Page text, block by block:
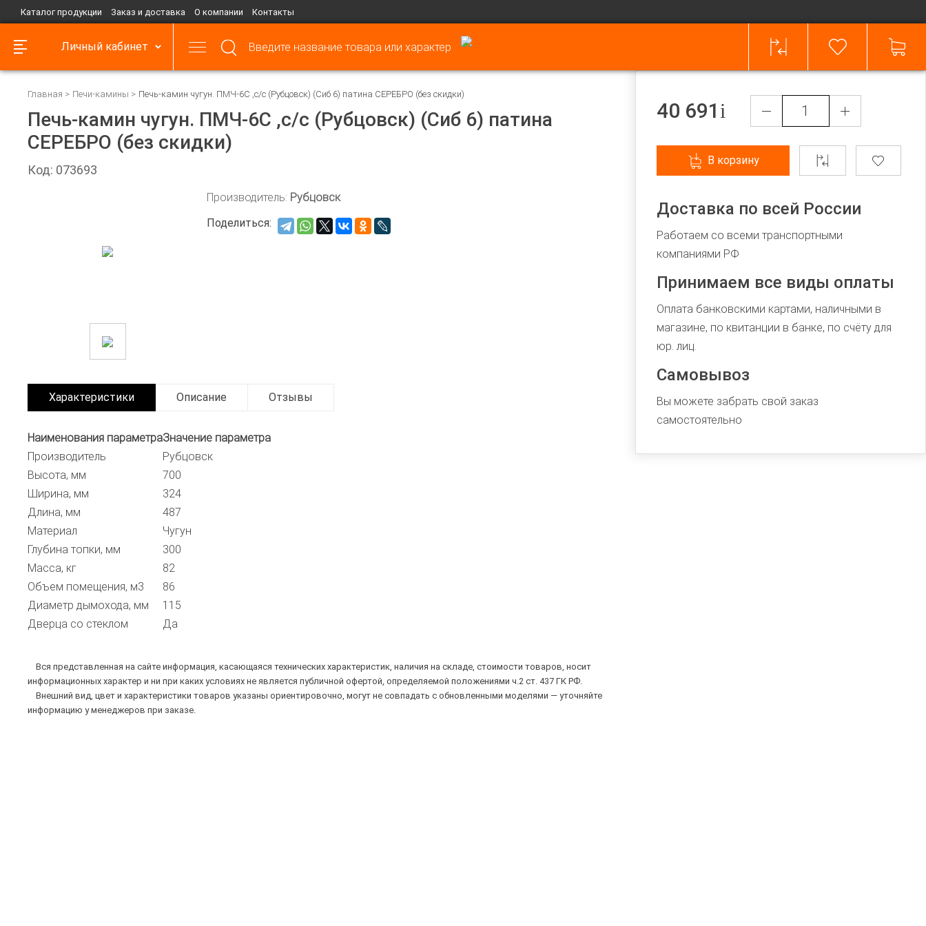
Каталог продукции Заказ и доставка О компании Контакты
Личный кабинет
Главная Печи-камины Печь-камин чугун. ПМЧ-6С ,с/с (Рубцовск) (Сиб 6) патина СЕРЕБРО (без скидки)
Печь-камин чугун. ПМЧ-6С ,с/с (Рубцовск) (Сиб 6) патина
СЕРЕБРО (без скидки)
Код: 073693
Производитель: Рубцовск
Поделиться:
Характеристики Описание Отзывы
Наименования параметраЗначение параметра
Производитель
Рубцовск
Высота, мм
700
Ширина, мм
324
Длина, мм
487
Материал
Чугун
Глубина топки, мм
300
Масса, кг
82
Объем помещения, м3
86
Диаметр дымохода, мм
115
Дверца со стеклом
Да
Вся представленная на сайте информация, касающаяся технических характеристик, наличия на складе, стоимости товаров, носит
информационных характер и ни при каких условиях не является публичной офертой, определяемой положениями ч.2 ст. 437 ГК РФ.
Внешний вид, цвет и характеристики товаров указаны ориентировочно, могут не совпадать с обновленными моделями — уточняйте
информацию у менеджеров при заказе.
40 691
В корзину
Доставка по всей России
Работаем со всеми транспортными
компаниями РФ
Принимаем все виды оплаты
Оплата банковскими картами, наличными в
магазине, по квитанции в банке, по счёту для
юр. лиц.
Самовывоз
Вы можете забрать свой заказ
самостоятельно